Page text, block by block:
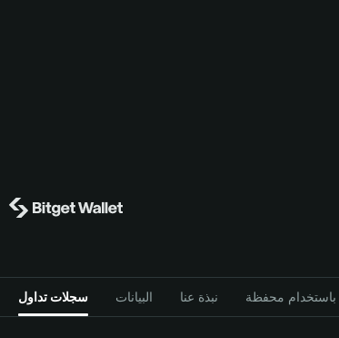
سجلات تداول البيانات نبذة عنا